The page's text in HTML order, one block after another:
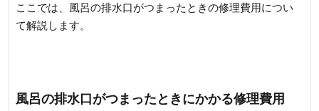
ここでは、風呂の排水口がつまったときの修理費用につい
て解説します。
風呂の排水口がつまったときにかかる修理費用